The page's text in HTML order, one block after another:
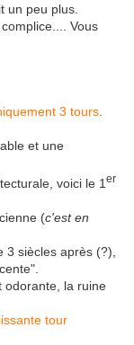
un peu plus.
Vous
3 tours
et une
voici le 1 er
(c'est en
siècles après (?),
odorante, la ruine
tour